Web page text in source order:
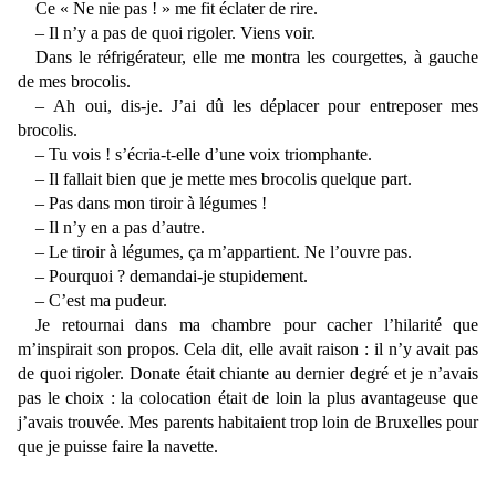
Ce « Ne nie pas ! » me fit éclater de rire.
– Il n’y a pas de quoi rigoler. Viens voir.
Dans le réfrigérateur, elle me montra les courgettes, à gauche
de mes brocolis.
– Ah oui, dis-je. J’ai dû les déplacer pour entreposer mes
brocolis.
– Tu vois ! s’écria-t-elle d’une voix triomphante.
– Il fallait bien que je mette mes brocolis quelque part.
– Pas dans mon tiroir à légumes !
– Il n’y en a pas d’autre.
– Le tiroir à légumes, ça m’appartient. Ne l’ouvre pas.
– Pourquoi ? demandai-je stupidement.
– C’est ma pudeur.
Je retournai dans ma chambre pour cacher l’hilarité que
m’inspirait son propos. Cela dit, elle avait raison : il n’y avait pas
de quoi rigoler. Donate était chiante au dernier degré et je n’avais
pas le choix : la colocation était de loin la plus avantageuse que
j’avais trouvée. Mes parents habitaient trop loin de Bruxelles pour
que je puisse faire la navette.